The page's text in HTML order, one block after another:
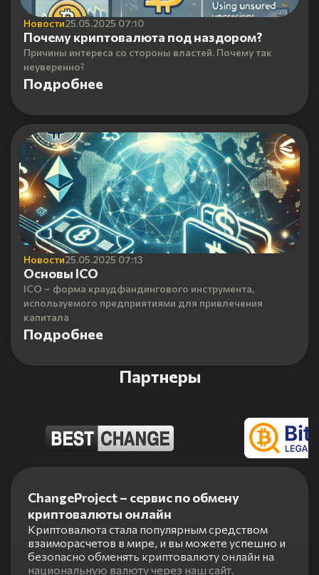
Новости25.05.2025 07:10
Почему криптовалюта под наздором?
Причины интереса со стороны властей. Почему так
неуверенно?
Подробнее
Новости25.05.2025 07:13
Основы ICO
ICO – форма краудфандингового инструмента,
используемого предприятиями для привлечения
капитала
Подробнее
Партнеры
ChangeProject – сервис по обмену
криптовалюты онлайн
Криптовалюта стала популярным средством
взаиморасчетов в мире, и вы можете успешно и
безопасно обменять криптовалюту онлайн на
национальную валюту через наш сайт.